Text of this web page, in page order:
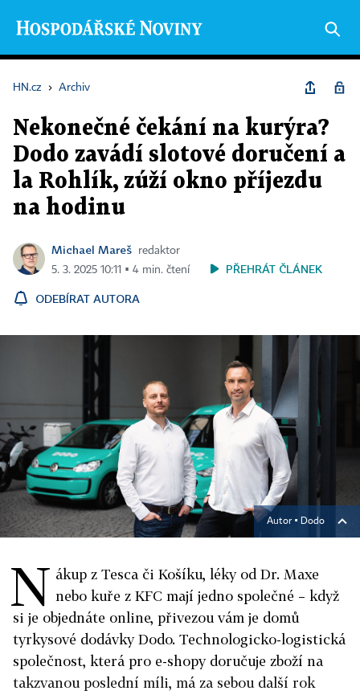
HN.cz › Archiv
Nekonečné čekání na kurýra?
Dodo zavádí slotové doručení a
la Rohlík, zúží okno příjezdu
na hodinu
Michael Mareš
redaktor
5. 3. 2025 10:11 ▪ 4 min. čtení
PŘEHRÁT ČLÁNEK
ODEBÍRAT AUTORA
Autor ▪ Dodo
N ákup z Tesca či Košíku, léky od Dr. Maxe
nebo kuře z KFC mají jedno společné – když
si je objednáte online, přivezou vám je domů
tyrkysové dodávky Dodo. Technologicko-logistická
společnost, která pro e-shopy doručuje zboží na
takzvanou poslední míli, má za sebou další rok